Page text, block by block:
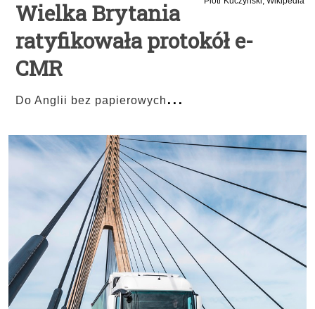
Wielka Brytania
ratyfikowała protokół e-
CMR
Do Anglii bez papierowych ...